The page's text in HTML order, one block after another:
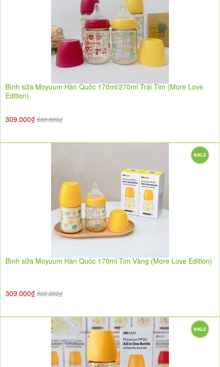
Bình sữa Moyuum Hàn Quốc 170ml/270ml Trái Tim (More Love
Edition)
309.000₫ 500.000₫
Bình sữa Moyuum Hàn Quốc 170ml Tim Vàng (More Love Edition)
309.000₫ 500.000₫